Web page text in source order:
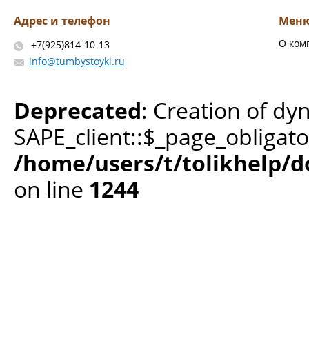
Адрес и телефон
+7(925)814-10-13
info@tumbystoyki.ru
О
Deprecated: Creation of
/home/users/t/tolikhelp/
on line 1244